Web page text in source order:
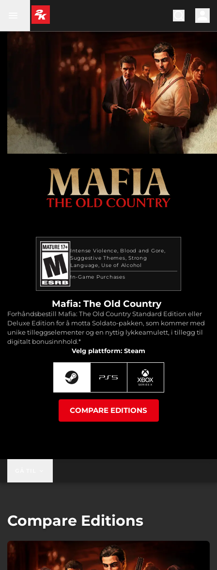
Intense Violence
Blood and Gore
Suggestive Themes Strong
Language
Use of Alcohol
In-Game Purchases
Mafia: The Old Country
Forhåndsbestill Mafia: The Old Country Standard Edition eller
Deluxe Edition for å motta Soldato-pakken, som kommer med
unike tilleggselementer og en nyttig lykkeamulett, i tillegg til
digitalt bonusinnhold.*
Velg plattform: Steam
COMPARE EDITIONS
Compare Editions